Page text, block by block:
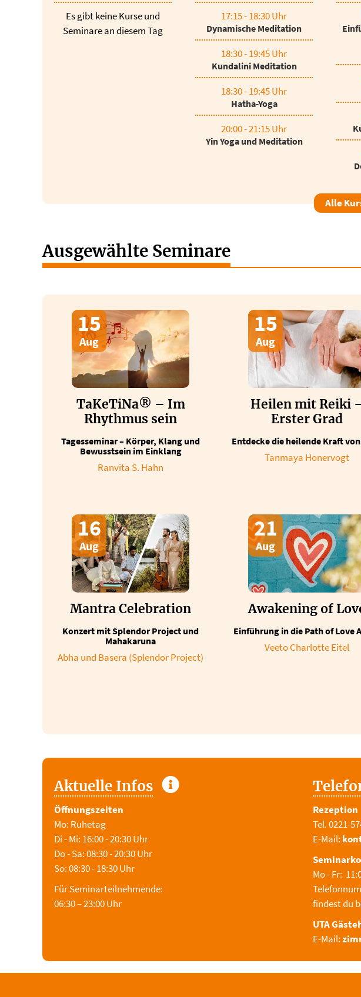
Es gibt keine Kurse und
Seminare an diesem Tag
17:15 - 18:30 Uhr
Dynamische Meditation
18:30 - 19:45 Uhr
Kundalini Meditation
18:30 - 19:45 Uhr
Hatha-Yoga
20:00 - 21:15 Uhr
Yin Yoga und Meditation
Alle
Ausgewählte Seminare
15
Aug
TaKeTiNa® – Im
Rhythmus sein
Tagesseminar – Körper, Klang und
Bewusstsein im Einklang
Ranvita S. Hahn
15
Aug
Heilen mit Reiki
Erster Grad
Entdecke die heilende Kraft
Tanmaya Honervogt
16
Aug
Mantra Celebration
Konzert mit Splendor Project und
Mahakaruna
Abha und Basera (Splendor Project)
21
Aug
Awakening of
Einführung in die Path of Love
Veeto Charlotte Eitel
Aktuelle Infos
Öffnungszeiten
Mo: Ruhetag
Di - Mi: 16:00 - 20:30 Uhr
Do - Sa: 08:30 - 20:30 Uhr
So: 08:30 - 18:30 Uhr
Für Seminarteilnehmende:
06:30 – 23:00 Uhr
Rezeption
Tel. 0221-
E-Mail:
Mo - Fr:
findest du
UTA
E-Mail: